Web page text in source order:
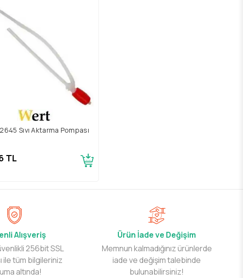
Sıvı Aktarma Pompası
TL
Alışveriş
256bit SSL
ile tüm bilgileriniz
altında!
Ürün İade ve Değişim
Memnun kalmadığınız ürünlerde
iade ve değişim talebinde
bulunabilirsiniz!